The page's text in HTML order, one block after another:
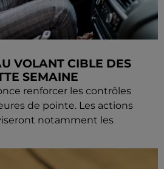
VOLANT CIBLE DES
SEMAINE
renforcer les contrôles
de pointe. Les actions
notamment les